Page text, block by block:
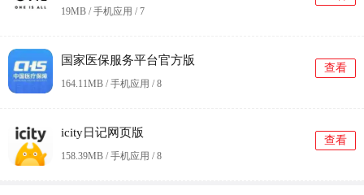
19MB / 手机应用 /7
国家医保服务平台官方版
164.11MB / 手机应用 /8
查看
icity日记网页版
158.39MB / 手机应用 /8
查看